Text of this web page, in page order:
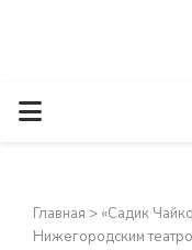
О
НГлавная > «Садик
Нижегородским